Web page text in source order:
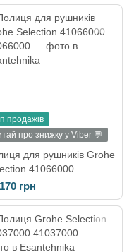
продажів
про знижку у Viber 💬
для рушників Grohe
41066000
грн